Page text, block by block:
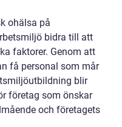
ohälsa på
bidra till att
faktorer. Genom att
få personal som mår
blir
företag som önskar
och företagets